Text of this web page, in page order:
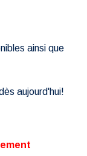
ainsi que
aujourd'hui!